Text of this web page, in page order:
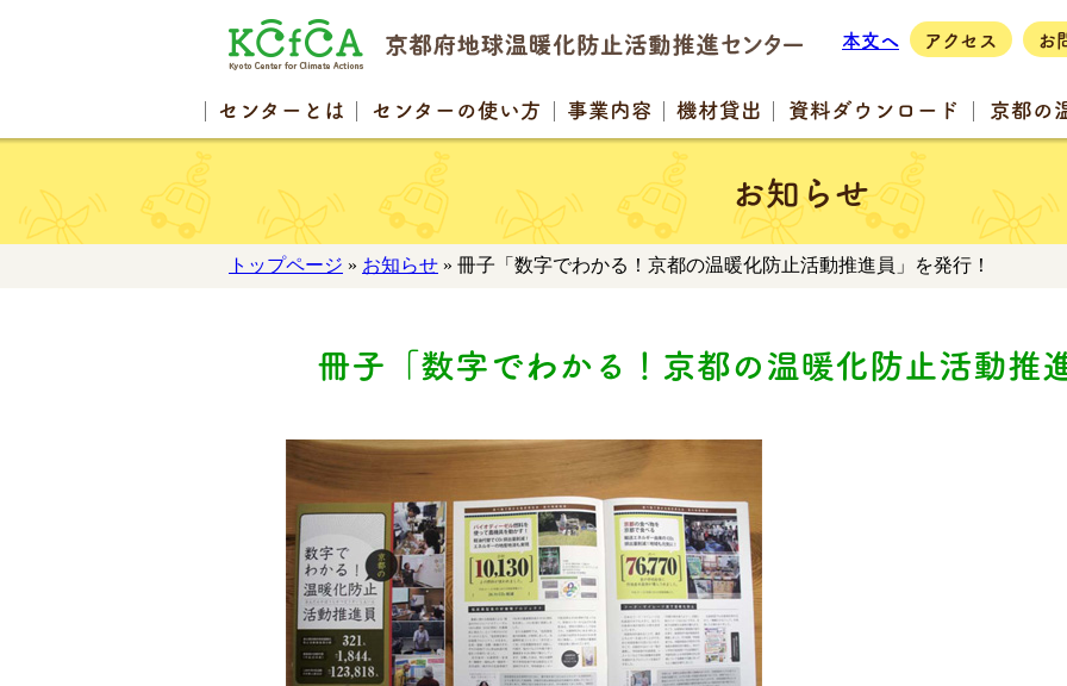
本文へ アクセス お
センター とは センターの使い方 事業内容 機材貸出 資料ダウンロード 京都の
お知らせ
トップページ » お知らせ » 冊子「数字でわかる！京都の温暖化防止活動推進員」を発行！
冊子「数字でわかる！京都の温暖化防止活動推